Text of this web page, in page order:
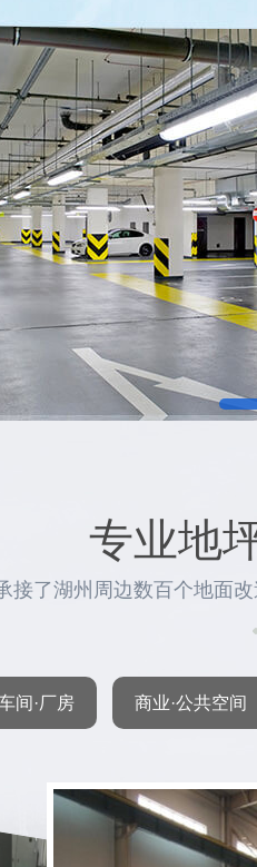
专业地
接了湖州周边数百个地面
间·厂房 商业·公共空间